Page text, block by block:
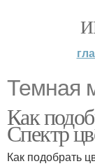
Темная
Как
Спектр
Как подобрать